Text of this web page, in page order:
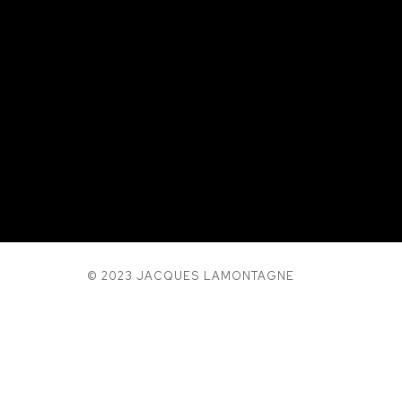
© 2023 JACQUES LAMONTAGNE